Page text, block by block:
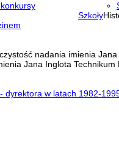
Szkoły
nadania imienia
Jana Inglota Technikum
dyrektora w latach 1982-